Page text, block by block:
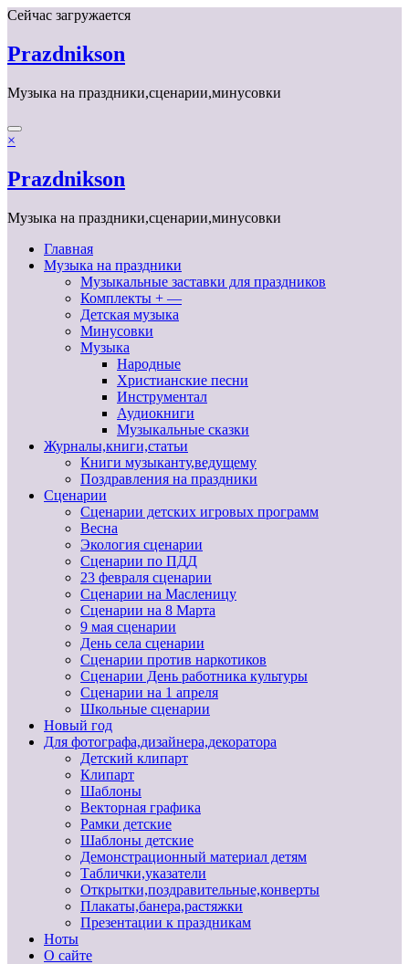
Перейти
содержимому
Сейчас загружается
Prazdnikson
Музыка на праздники,сценарии,минусовки
×
Prazdnikson
Музыка на праздники,сценарии,минусовки
Главная
Музыка на праздники
Музыкальные заставки для праздников
Комплекты + —
Детская музыка
Минусовки
Музыка
Народные
Христианские песни
Инструментал
Аудиокниги
Музыкальные сказки
Журналы,книги,статьи
Книги музыканту,ведущему
Поздравления на праздники
Сценарии
Сценарии детских игровых программ
Весна
Экология сценарии
Сценарии по ПДД
23 февраля сценарии
Сценарии на Масленицу
Сценарии на 8 Марта
9 мая сценарии
День села сценарии
Сценарии против наркотиков
Сценарии День работника культуры
Сценарии на 1 апреля
Школьные сценарии
Новый год
Для фотографа,дизайнера,декоратора
Детский клипарт
Клипарт
Шаблоны
Векторная графика
Рамки детские
Шаблоны детские
Демонстрационный материал детям
Таблички,указатели
Открытки,поздравительные,конверты
Плакаты,банера,растяжки
Презентации к праздникам
Ноты
О сайте